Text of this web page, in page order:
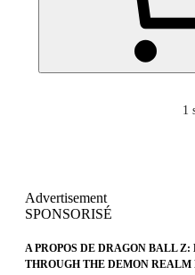
1
Advertisement
SPONSORISÉ
A PROPOS DE DRAGON BALL
THROUGH THE DEMON REALM